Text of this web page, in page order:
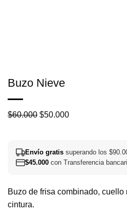
Buzo Nieve
$60.000 El
era:
$60.000.
$50.000El
es:
$50.000.
Envío gratis superando los
$45.000 con Transferencia
Buzo de frisa combinado, cuello
cintura.